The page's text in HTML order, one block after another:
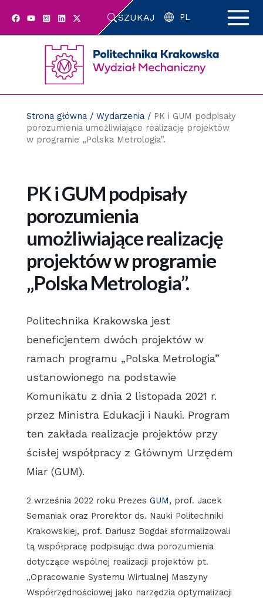
SZUKAJ PL
Strona główna/ Wydarzenia/ PK i GUM podpisały
porozumienia umożliwiające realizację projektów
w programie „Polska Metrologia”.
PK i GUM podpisały
porozumienia
umożliwiające realizację
projektów w programie
„Polska Metrologia”.
Politechnika Krakowska jest
beneficjentem dwóch projektów w
ramach programu „Polska Metrologia”
ustanowionego na podstawie
Komunikatu z dnia 2 listopada 2021 r.
przez Ministra Edukacji i Nauki. Program
ten zakłada realizacje projektów przy
ścisłej współpracy z Głównym Urzędem
Miar (GUM).
2 września 2022 roku Prezes GUM, prof. Jacek
Semaniak oraz Prorektor ds. Nauki Politechniki
Krakowskiej, prof. Dariusz Bogdał sformalizowali
tą współpracę podpisując dwa porozumienia
dotyczące wspólnej realizacji projektów pt.
„Opracowanie Systemu Wirtualnej Maszyny
Współrzędnościowej jako narzędzia optymalizacji